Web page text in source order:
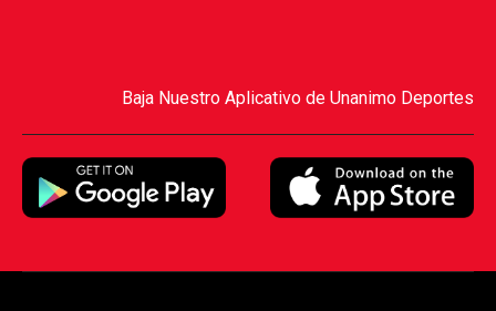
Baja Nuestro Aplicativo de Unanimo Deportes